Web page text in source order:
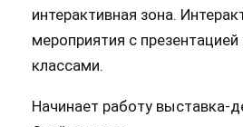
интерактивная зона.
мероприятия с
классами.
Начинает работу выставка-